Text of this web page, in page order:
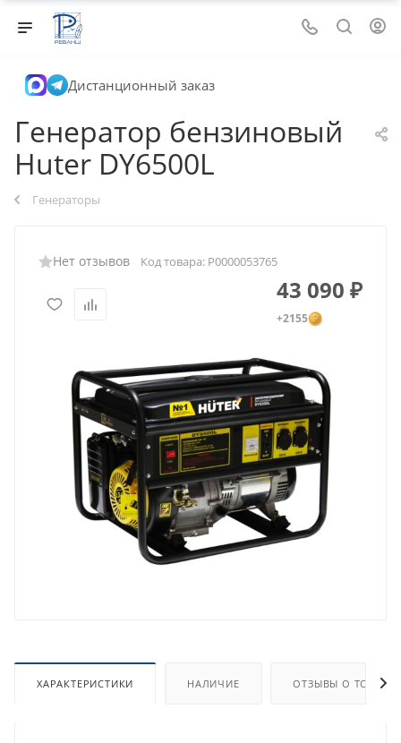
Дистанционный заказ
Генератор бензиновый
Huter DY6500L
Генераторы
Нет отзывов Код товара: Р0000053765
43 090 ₽
+2155
ХАРАКТЕРИСТИКИ НАЛИЧИЕ ОТЗЫВЫ О ТОВАРЕ